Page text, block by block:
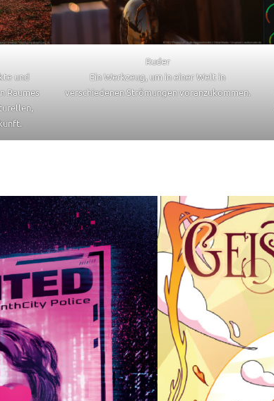
und
Raumes
Ruder
Ein Werkzeug, um in einer Welt in
verschiedenen Strömungen voranzukommen.